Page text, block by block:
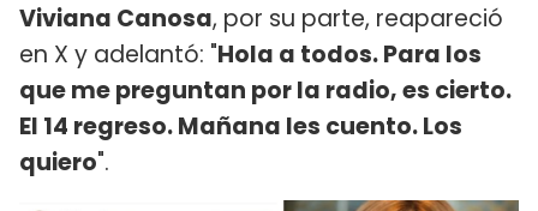
Viviana Canosa, por su parte, reapareció
en X y adelantó: "Hola a todos. Para los
que me preguntan por la radio, es cierto.
El 14 regreso. Mañana les cuento. Los
quiero".